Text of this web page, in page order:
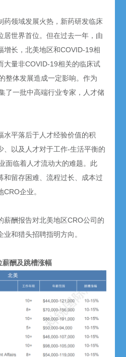
药领域发展火热，新药研发临床
居世界首位。但在过去一年，由
增长，北美地区和COVID-19相
大量非COVID-19相关的临床试
整体发展造成一定影响。作为
了一批中高端行业专家，人才储
水平落后于人才经验价值的积
、以及人才对于工作-生活平衡的
面临着人才流动大的难题。此
和留存困难、流程过长、成本过
企业。
薪酬报告对北美地区CRO公司的
和猎头招聘指明方向。
薪酬及跳槽涨幅